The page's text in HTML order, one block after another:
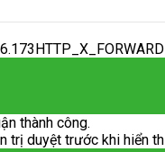
thành công.
trị duyệt trước khi hiển